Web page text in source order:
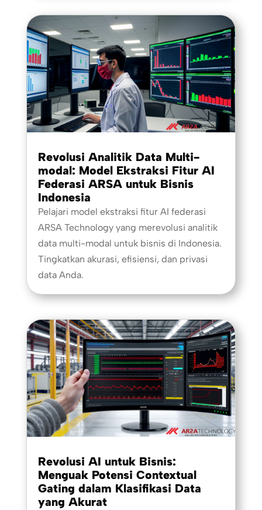
Revolusi Analitik Data Multi-
modal: Model Ekstraksi Fitur AI
Federasi ARSA untuk Bisnis
Indonesia
Pelajari model ekstraksi fitur AI federasi
ARSA Technology yang merevolusi analitik
data multi-modal untuk bisnis di Indonesia.
Tingkatkan akurasi, efisiensi, dan privasi
data Anda.
Revolusi AI untuk Bisnis:
Menguak Potensi Contextual
Gating dalam Klasifikasi Data
yang Akurat